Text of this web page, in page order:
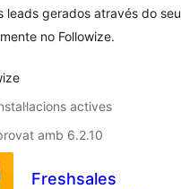
leads gerados através do seu
no Followize.
actives
amb 6.2.10
Freshsales